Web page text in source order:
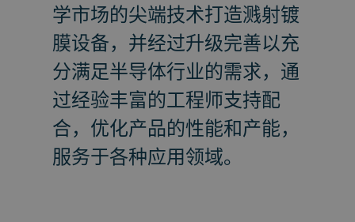
学市场的尖端技术打造溅射镀
膜设备，并经过升级完善以充
分满足半导体行业的需求，通
过经验丰富的工程师支持配
合，优化产品的性能和产能，
服务于各种应用领域。